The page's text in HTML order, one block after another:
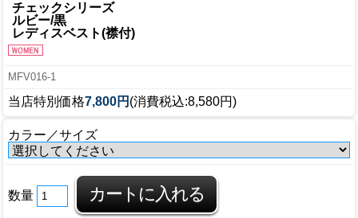
チェックシリーズ
ルビー/黒
レディスベスト(襟付)
MFV016-1
当店特別価格7,800円 (消費税込:8,580円)
カラー／サイズ
数量